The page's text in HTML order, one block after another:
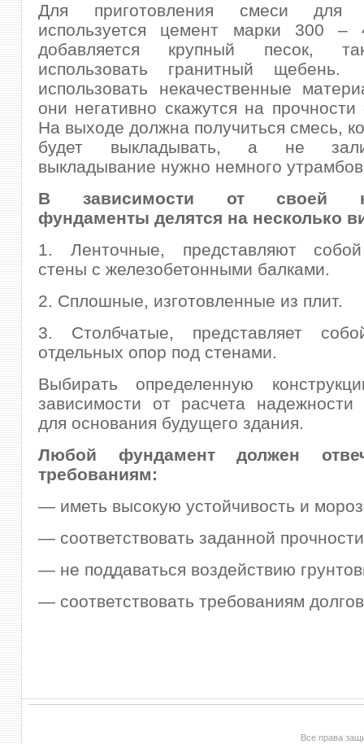
Для приготовления смеси для
используется цемент марки 300
добавляется крупный песок,
использовать гранитный
использовать некачественные
они негативно скажутся на
На выходе должна получиться смесь,
будет выкладывать, а не
выкладывание нужно немного
В зависимости от своей
фундаменты делятся на несколько
1. Ленточные, представляют
стены с железобетонными балками.
2. Сплошные, изготовленные из плит.
3. Столбчатые, представляет
отдельных опор под стенами.
Выбирать определенную
зависимости от расчета надежности
для основания будущего здания.
Любой фундамент должен
требованиям:
— иметь высокую устойчивость и
— соответствовать заданной
— не поддаваться воздействию
— соответствовать требованиям
Все права